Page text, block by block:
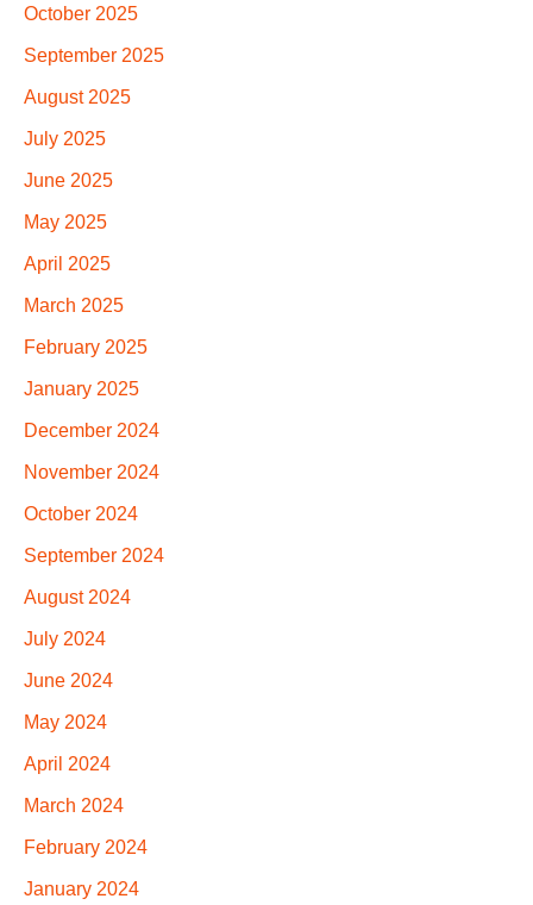
October 2025
September 2025
August 2025
July 2025
June 2025
May 2025
April 2025
March 2025
February 2025
January 2025
December 2024
November 2024
October 2024
September 2024
August 2024
July 2024
June 2024
May 2024
April 2024
March 2024
February 2024
January 2024